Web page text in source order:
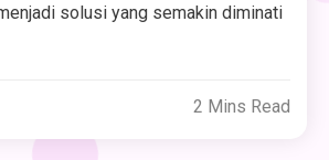
solusi yang semakin diminati
2 Mins Read